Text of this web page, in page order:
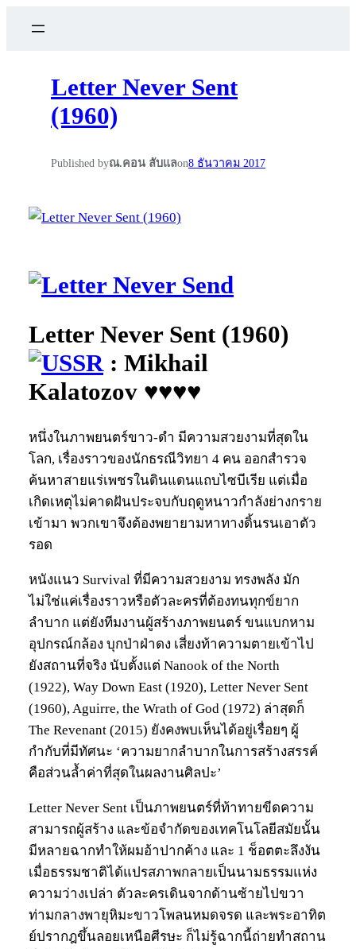
Letter Never Sent
(1960)
Published byณ.คอน ลับแลon8 ธันวาคม 2017
Letter Never Sent (1960)
: Mikhail
Kalatozov ♥♥♥♥
หนึ่งในภาพยนตร์ขาว-ดำ มีความสวยงามที่สุดใน
โลก, เรื่องราวของนักธรณีวิทยา 4 คน ออกสำรวจ
ค้นหาสายแร่เพชรในดินแดนแถบไซบีเรีย แต่เมื่อ
เกิดเหตุไม่คาดฝันประจบกับฤดูหนาวกำลังย่างกราย
เข้ามา พวกเขาจึงต้องพยายามหาทางดิ้นรนเอาตัว
รอด
หนังแนว Survival ที่มีความสวยงาม ทรงพลัง มัก
ไม่ใช่แค่เรื่องราวหรือตัวละครที่ต้องทนทุกข์ยาก
ลำบาก แต่ยังทีมงานผู้สร้างภาพยนตร์ ขนแบกหาม
อุปกรณ์กล้อง บุกป่าฝ่าดง เสี่ยงท้าความตายเข้าไป
ยังสถานที่จริง นับตั้งแต่ Nanook of the North
(1922), Way Down East (1920), Letter Never Sent
(1960), Aguirre, the Wrath of God (1972) ล่าสุดก็
The Revenant (2015) ยังคงพบเห็นได้อยู่เรื่อยๆ ผู้
กำกับที่มีทัศนะ ‘ความยากลำบากในการสร้างสรรค์
คือส่วนล้ำค่าที่สุดในผลงานศิลปะ’
Letter Never Sent เป็นภาพยนตร์ที่ท้าทายขีดความ
สามารถผู้สร้าง และข้อจำกัดของเทคโนโลยีสมัยนั้น
มีหลายฉากทำให้ผมอ้าปากค้าง และ 1 ช็อตตะลึงงัน
เมื่อธรรมชาติได้แปรสภาพกลายเป็นนามธรรมแห่ง
ความว่างเปล่า ตัวละครเดินจากด้านซ้ายไปขวา
ท่ามกลางพายุหิมะขาวโพลนหมดจรด และพระอาทิต
ย์ปรากฎขึ้นลอยเหนือศีรษะ ก็ไม่รู้ฉากนี้ถ่ายทำสถาน